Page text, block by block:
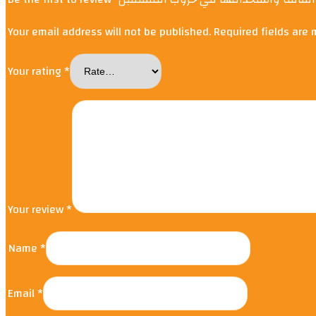
Your email address will not be published.Required fields are
Your rating*
Your review*
Name*
Email*